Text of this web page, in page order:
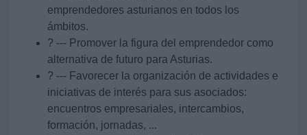
emprendedores asturianos en todos los
ámbitos.
? --- Promover la figura del emprendedor como
alternativa de futuro para Asturias.
? --- Favorecer la organización de actividades e
iniciativas de interés para sus asociados:
encuentros empresariales, intercambios,
formación, jornadas, ...